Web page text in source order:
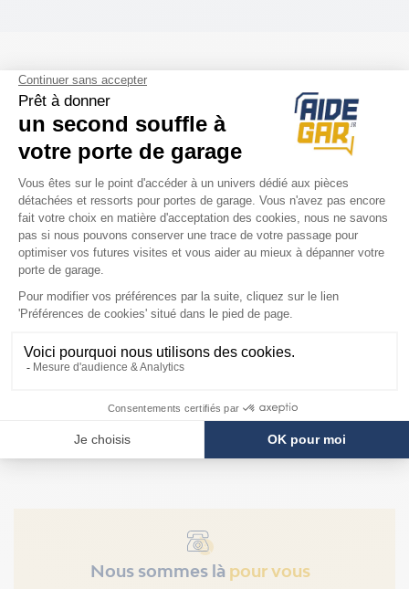
ACCESSOIRES
Mandrins pour
ressorts Hörmann de
diamètre intérieur
95mm
Prix
109,90 €
Nous sommes là pour vous